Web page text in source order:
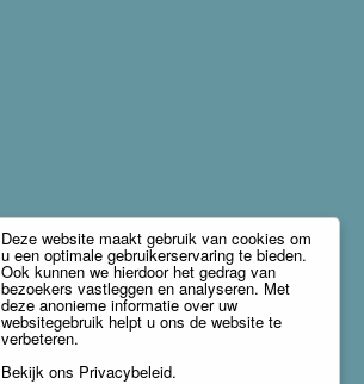
Deze website maakt gebruik van cookies om
u een optimale gebruikerservaring te bieden.
Ook kunnen we hierdoor het gedrag van
bezoekers vastleggen en analyseren. Met
deze anonieme informatie over uw
websitegebruik helpt u ons de website te
verbeteren.
Bekijk ons Privacybeleid.